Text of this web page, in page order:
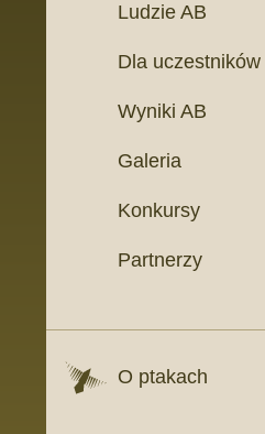
Ludzie AB
Dla uczestników
Wyniki AB
Galeria
Konkursy
Partnerzy
O ptakach